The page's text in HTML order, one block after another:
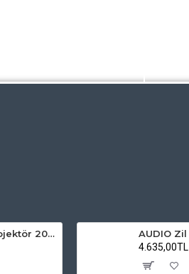
ZMR Solar LED Projektör 200W 6500K Beyaz Işık Dış Mekan Projektör
4.635,00TL